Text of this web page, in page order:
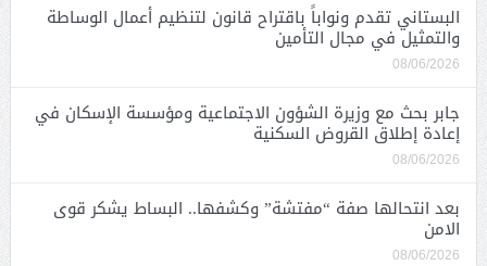
البستاني تقدم ونواباً باقتراح قانون لتنظيم أعمال الوساطة
والتمثيل في مجال التأمين
08/06/2026
جابر بحث مع وزيرة الشؤون الاجتماعية ومؤسسة الإسكان في
إعادة إطلاق القروض السكنية
08/06/2026
بعد انتحالها صفة “مفتشة” وكشفها.. البساط يشكر قوى
الامن
08/06/2026